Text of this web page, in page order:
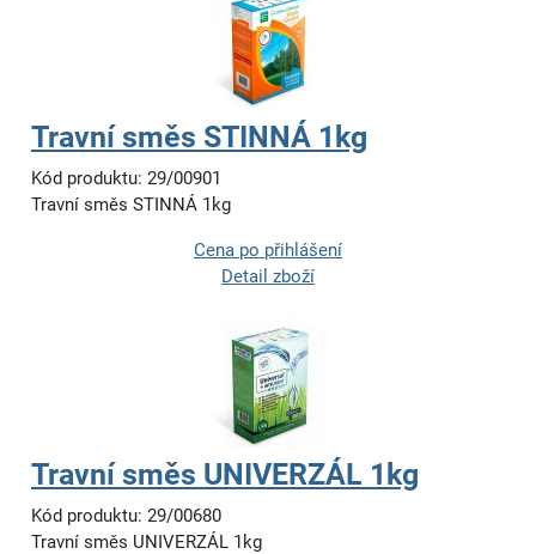
Travní směs STINNÁ 1kg
Kód produktu: 29/00901
Travní směs STINNÁ 1kg
Cena po přihlášení
Detail zboží
Travní směs UNIVERZÁL 1kg
Kód produktu: 29/00680
Travní směs UNIVERZÁL 1kg